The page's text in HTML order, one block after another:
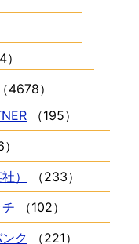
）
（4678）
（195）
）
（233）
（102）
ク （221）